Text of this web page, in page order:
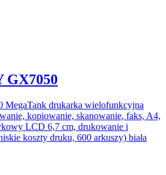
GX7050
drukarka wielofunkcyjna
kopiowanie, skanowanie, faks, A4,
LCD 6,7 cm, drukowanie i
koszty druku, 600 arkuszy) biała